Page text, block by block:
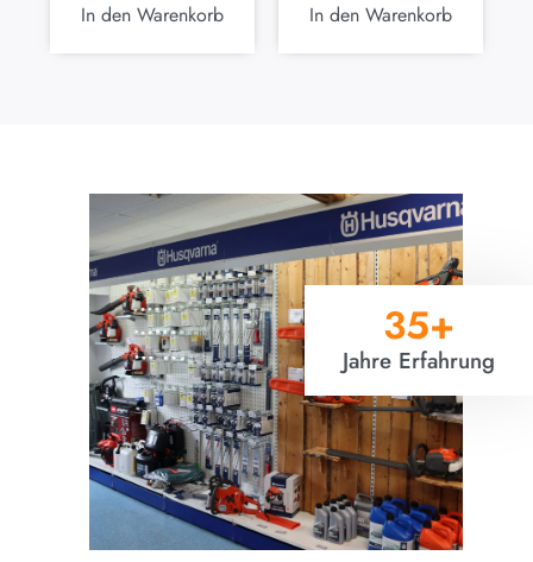
In den Warenkorb In den Warenkorb
Jahre Erfahrung
35+